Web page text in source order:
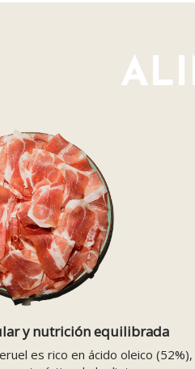
y nutrición equilibrada
es rico en ácido oleico (52%),